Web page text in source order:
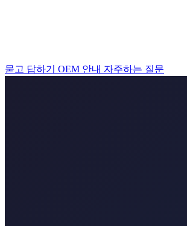
묻고 답하기 OEM 안내 자주하는 질문